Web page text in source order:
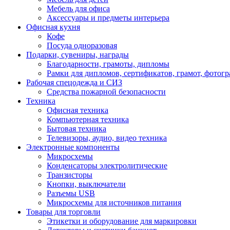
Мебель для офиса
Аксессуары и предметы интерьера
Офисная кухня
Кофе
Посуда одноразовая
Подарки, сувениры, награды
Благодарности, грамоты, дипломы
Рамки для дипломов, сертификатов, грамот,
Рабочая спецодежда и СИЗ
Средства пожарной безопасности
Техника
Офисная техника
Компьютерная техника
Бытовая техника
Телевизоры, аудио, видео техника
Электронные компоненты
Микросхемы
Конденсаторы электролитические
Транзисторы
Кнопки, выключатели
Разъемы USB
Микросхемы для источников питания
Товары для торговли
Этикетки и оборудование для маркировки